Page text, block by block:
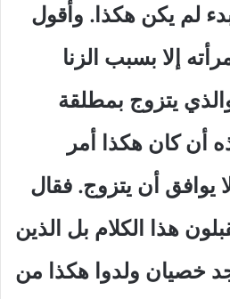
لم يكن هكذا. وأقول
إلا بسبب الزنا
يتزوج بمطلقة
أن كان هكذا أمر
يوافق أن يتزوج. فقال
هذا الكلام بل الذين
خصيان ولدوا هكذا من